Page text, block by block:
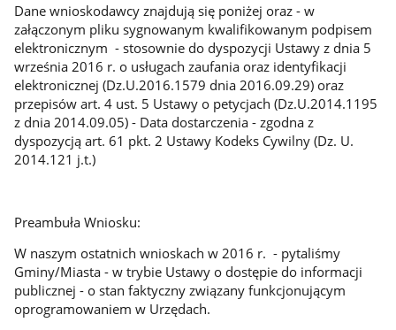
Dane wnioskodawcy znajdują się poniżej oraz - w
załączonym pliku sygnowanym kwalifikowanym podpisem
elektronicznym - stosownie do dyspozycji Ustawy z dnia 5
września 2016 r. o usługach zaufania oraz identyfikacji
elektronicznej (Dz.U.2016.1579 dnia 2016.09.29) oraz
przepisów art. 4 ust. 5 Ustawy o petycjach (Dz.U.2014.1195
z dnia 2014.09.05) - Data dostarczenia - zgodna z
dyspozycją art. 61 pkt. 2 Ustawy Kodeks Cywilny (Dz. U.
2014.121 j.t.)
Preambuła Wniosku:
W naszym ostatnich wnioskach w 2016 r. - pytaliśmy
Gminy/Miasta - w trybie Ustawy o dostępie do informacji
publicznej - o stan faktyczny związany funkcjonującym
oprogramowaniem w Urzędach.